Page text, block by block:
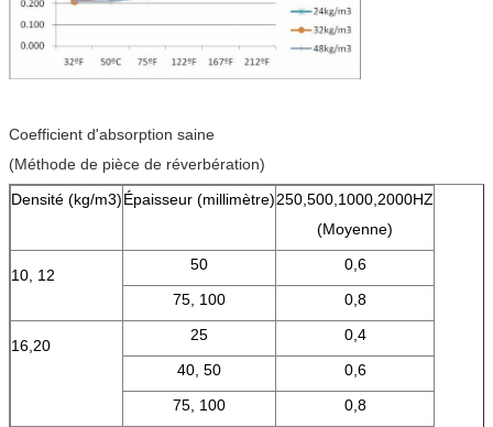
Coefficient d'absorption saine
(Méthode de pièce de réverbération)
Densité (kg/m3)Épaisseur (millimètre)250,500,1000,2000HZ
(Moyenne)
10, 12
50
0,6
75, 100
0,8
16,20
25
0,4
40, 50
0,6
75, 100
0,8